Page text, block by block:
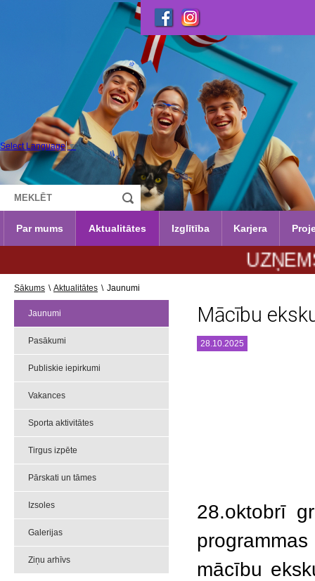
Select Language ▼
Par mums Aktualitātes Izglītība Karjera
Sākums \ Aktualitātes \ Jaunumi
Jaunumi
Pasākumi
Publiskie iepirkumi
Vakances
Sporta aktivitātes
Tirgus izpēte
Pārskati un tāmes
Izsoles
Galerijas
Ziņu arhīvs
Mācību
28.10.2025
28.oktobrī
mācību